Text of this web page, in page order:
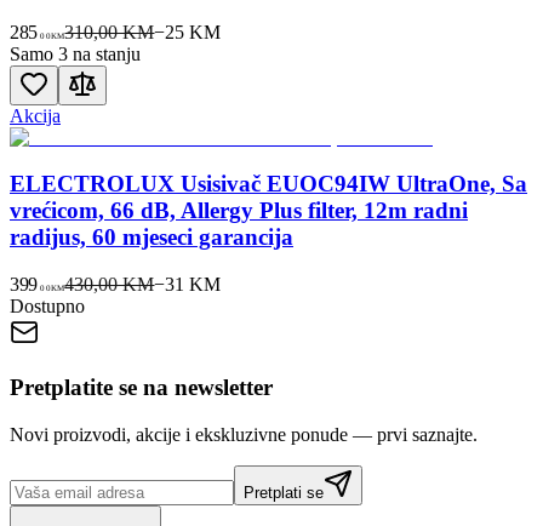
285 00KM310,00 KM−25 KM
Samo 3 na stanju
Akcija
ELECTROLUX Usisivač EUOC94IW UltraOne, Sa
vrećicom, 66 dB, Allergy Plus filter, 12m radni
radijus, 60 mjeseci garancija
399 00KM430,00 KM−31 KM
Dostupno
Pretplatite se na newsletter
Novi proizvodi, akcije i ekskluzivne ponude — prvi saznajte.
Pretplati se